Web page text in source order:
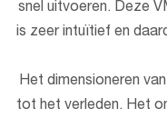
snel uitvoeren. Deze
is zeer intuïtief en
Het dimensioneren
tot het verleden. Het